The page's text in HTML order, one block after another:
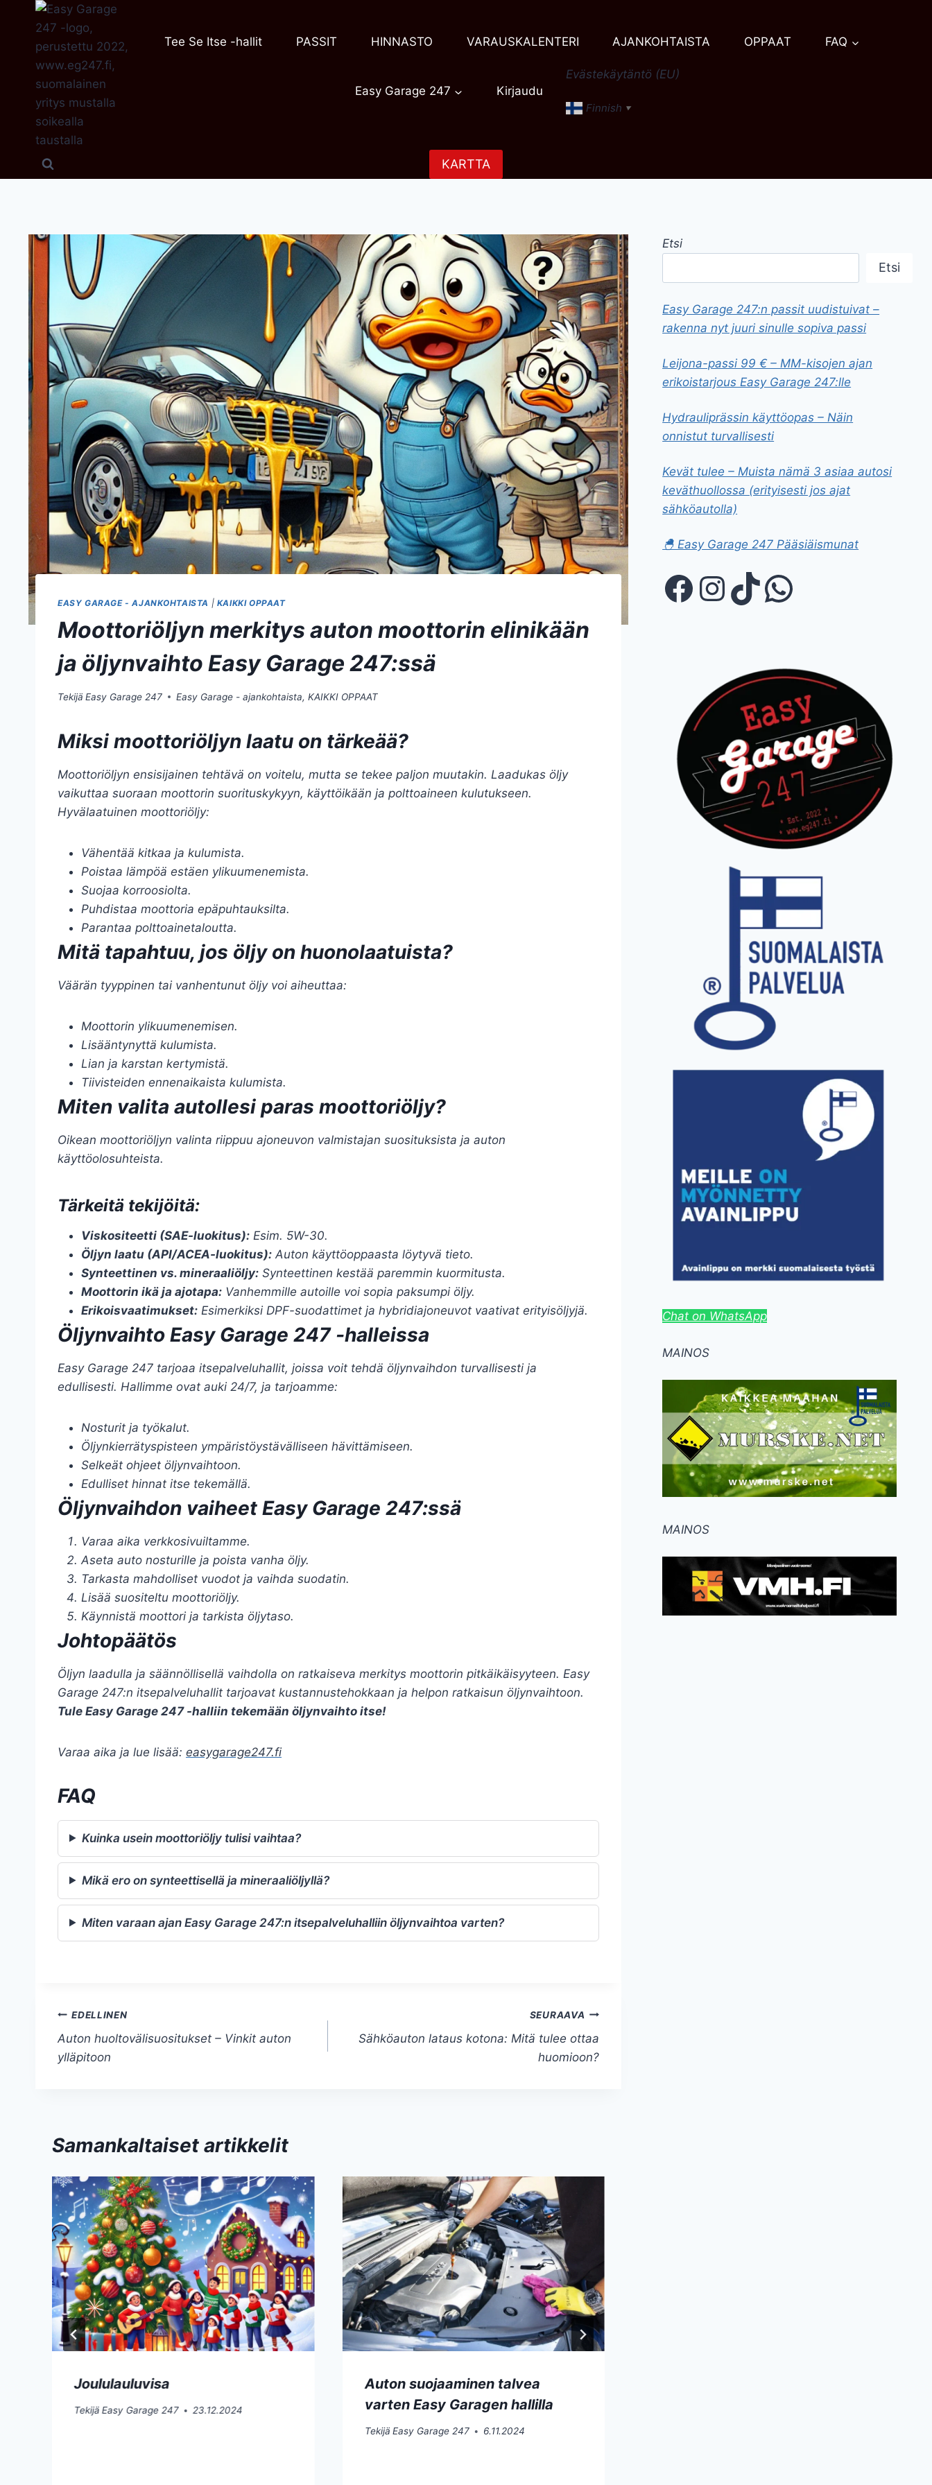
sisältöön
Tee Se Itse -hallit
PASSIT HINNASTO VARAUSKALENTERI AJANKOHTAISTA OPPAAT FAQ
Easy Garage 247 Kirjaudu
Evästekäytäntö (EU)
Finnish ▼
KARTTA
EASY GARAGE - AJANKOHTAISTA | KAIKKI OPPAAT
Moottoriöljyn merkitys auton moottorin elinikään
ja öljynvaihto Easy Garage 247:ssä
Tekijä Easy Garage 247 Easy Garage - ajankohtaista,KAIKKI OPPAAT
Miksi moottoriöljyn laatu on tärkeää?
Moottoriöljyn ensisijainen tehtävä on voitelu, mutta se tekee paljon muutakin. Laadukas öljy
vaikuttaa suoraan moottorin suorituskykyyn, käyttöikään ja polttoaineen kulutukseen.
Hyvälaatuinen moottoriöljy:
Vähentää kitkaa ja kulumista.
Poistaa lämpöä estäen ylikuumenemista.
Suojaa korroosiolta.
Puhdistaa moottoria epäpuhtauksilta.
Parantaa polttoainetaloutta.
Mitä tapahtuu, jos öljy on huonolaatuista?
Väärän tyyppinen tai vanhentunut öljy voi aiheuttaa:
Moottorin ylikuumenemisen.
Lisääntynyttä kulumista.
Lian ja karstan kertymistä.
Tiivisteiden ennenaikaista kulumista.
Miten valita autollesi paras moottoriöljy?
Oikean moottoriöljyn valinta riippuu ajoneuvon valmistajan suosituksista ja auton
käyttöolosuhteista.
Tärkeitä tekijöitä:
Viskositeetti (SAE-luokitus): Esim. 5W-30.
Öljyn laatu (API/ACEA-luokitus): Auton käyttöoppaasta löytyvä tieto.
Synteettinen vs. mineraaliöljy: Synteettinen kestää paremmin kuormitusta.
Moottorin ikä ja ajotapa: Vanhemmille autoille voi sopia paksumpi öljy.
Erikoisvaatimukset: Esimerkiksi DPF-suodattimet ja hybridiajoneuvot vaativat erityisöljyjä.
Öljynvaihto Easy Garage 247 -halleissa
Easy Garage 247 tarjoaa itsepalveluhallit, joissa voit tehdä öljynvaihdon turvallisesti ja
edullisesti. Hallimme ovat auki 24/7, ja tarjoamme:
Nosturit ja työkalut.
Öljynkierrätyspisteen ympäristöystävälliseen hävittämiseen.
Selkeät ohjeet öljynvaihtoon.
Edulliset hinnat itse tekemällä.
Öljynvaihdon vaiheet Easy Garage 247:ssä
Varaa aika verkkosivuiltamme.
Aseta auto nosturille ja poista vanha öljy.
Tarkasta mahdolliset vuodot ja vaihda suodatin.
Lisää suositeltu moottoriöljy.
Käynnistä moottori ja tarkista öljytaso.
Johtopäätös
Öljyn laadulla ja säännöllisellä vaihdolla on ratkaiseva merkitys moottorin pitkäikäisyyteen. Easy
Garage 247:n itsepalveluhallit tarjoavat kustannustehokkaan ja helpon ratkaisun öljynvaihtoon.
Tule Easy Garage 247 -halliin tekemään öljynvaihto itse!
Varaa aika ja lue lisää: easygarage247.fi
FAQ
Kuinka usein moottoriöljy tulisi vaihtaa?
Mikä ero on synteettisellä ja mineraaliöljyllä?
Miten varaan ajan Easy Garage 247:n itsepalveluhalliin öljynvaihtoa varten?
Artikkelien
selaus
EDELLINEN
Auton huoltovälisuositukset – Vinkit auton
ylläpitoon
SEURAAVA
Sähköauton lataus kotona: Mitä tulee ottaa
huomioon?
Samankaltaiset artikkelit
Joululauluvisa
Tekijä Easy Garage 247 23.12.2024
Auton suojaaminen talvea
varten Easy Garagen hallilla
Tekijä Easy Garage 247 6.11.2024
Etsi
Etsi
Easy Garage 247:n passit uudistuivat –
rakenna nyt juuri sinulle sopiva passi
Leijona-passi 99 € – MM-kisojen ajan
erikoistarjous Easy Garage 247:lle
Hydrauliprässin käyttöopas – Näin
onnistut turvallisesti
Kevät tulee – Muista nämä 3 asiaa autosi
keväthuollossa (erityisesti jos ajat
sähköautolla)
🐣 Easy Garage 247 Pääsiäismunat
Facebook
Instagram
TikTok
WhatsApp
Chat on WhatsApp
MAINOS
MAINOS